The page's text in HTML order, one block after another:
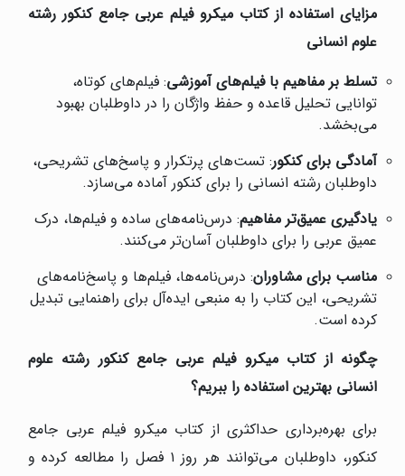
مزایای استفاده از کتاب میکرو فیلم عربی جامع کنکور رشته
علوم انسانی
تسلط بر مفاهیم با فیلم‌های آموزشی: فیلم‌های کوتاه،
توانایی تحلیل قاعده و حفظ واژگان را در داوطلبان بهبود
می‌بخشد.
آمادگی برای کنکور: تست‌های پرتکرار و پاسخ‌های تشریحی،
داوطلبان رشته انسانی را برای کنکور آماده می‌سازد.
یادگیری عمیق‌تر مفاهیم: درس‌نامه‌های ساده و فیلم‌ها، درک
عمیق عربی را برای داوطلبان آسان‌تر می‌کنند.
مناسب برای مشاوران: درس‌نامه‌ها، فیلم‌ها و پاسخ‌نامه‌های
تشریحی، این کتاب را به منبعی ایده‌آل برای راهنمایی تبدیل
کرده است.
چگونه از کتاب میکرو فیلم عربی جامع کنکور رشته علوم
انسانی بهترین استفاده را ببریم؟
برای بهره‌برداری حداکثری از کتاب میکرو فیلم عربی جامع
کنکور، داوطلبان می‌توانند هر روز ۱ فصل را مطالعه کرده و